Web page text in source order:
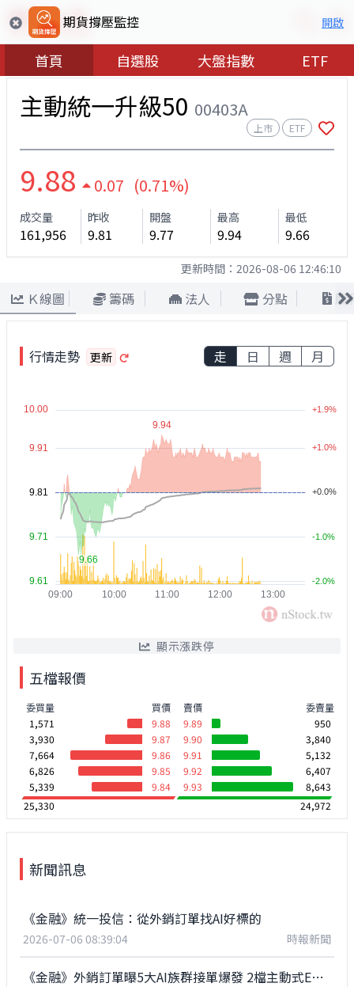
期貨撐壓監控 開啟
首頁 自選股 大盤指數 ETF
主動統一升級50 00403A
上市 ETF
9.88 0.07 (0.71%)
成交量
161,956
昨收
9.81
開盤
9.77
最高
9.94
最低
9.66
更新時間： 2026-08-06 12:46:10
Ｋ線圖 籌碼 法人 分點 股
行情走勢 更新 走 日 週 月
顯示漲跌停
五檔報價
委買量
買價
1,571
9.88
3,930
9.87
7,664
9.86
6,826
9.85
5,339
9.84
賣價
委賣量
9.89
950
9.90
3,840
9.91
5,132
9.92
6,407
9.93
8,643
25,330
24,972
新聞訊息
《金融》統一投信：從外銷訂單找AI好標的
2026-07-06 08:39:04 時報新聞
《金融》外銷訂單曝5大AI族群接單爆發 2檔主動式ETF搶卡位長線紅利